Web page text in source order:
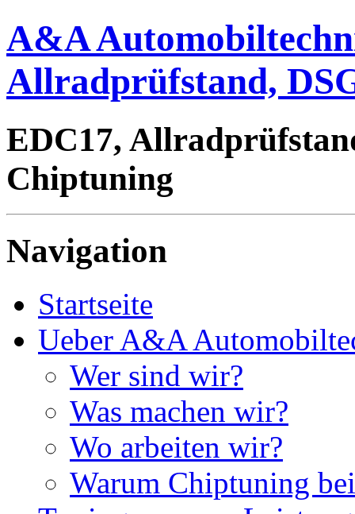
A&A
Allradprüfstand,
EDC17,
Chiptuning
Navigation
Startseite
Ueber A&A
Wer sind wir?
Was machen wir?
Wo arbeiten wir?
Warum Chiptuning